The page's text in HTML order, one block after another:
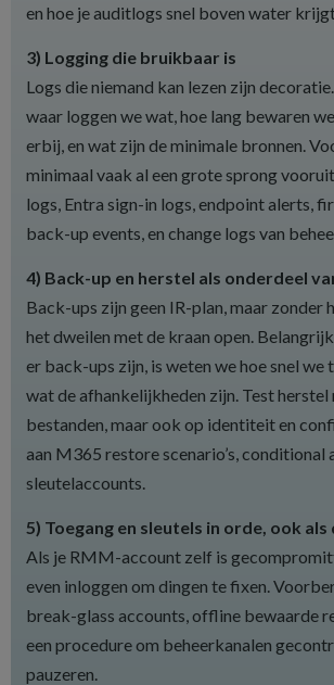
en hoe je auditlogs snel boven water
3) Logging die bruikbaar is
Logs die niemand kan lezen zijn
waar loggen we wat, hoe lang bewaren
erbij, en wat zijn de minimale bronnen.
minimaal vaak al een grote sprong
logs, Entra sign-in logs, endpoint alerts,
back-up events, en change logs van
4) Back-up en herstel als onderdeel
Back-ups zijn geen IR-plan, maar zonder
het dweilen met de kraan open.
er back-ups zijn, is weten we hoe snel we
wat de afhankelijkheden zijn. Test herstel
bestanden, maar ook op identiteit en
aan M365 restore scenario’s, conditional
sleutelaccounts.
5) Toegang en sleutels in orde, ook
Als je RMM-account zelf is
even inloggen om dingen te fixen.
break-glass accounts, offline bewaarde
een procedure om beheerkanalen
pauzeren.